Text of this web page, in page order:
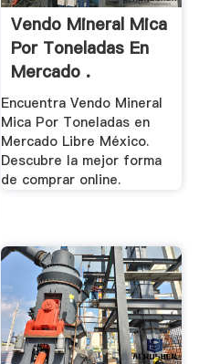
Vendo Mineral Mica
Por Toneladas En
Mercado .
Encuentra Vendo Mineral
Mica Por Toneladas en
Mercado Libre México.
Descubre la mejor forma
de comprar online.